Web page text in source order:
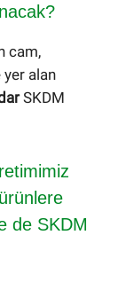
cam,
yer alan
SKDM
de SKDM